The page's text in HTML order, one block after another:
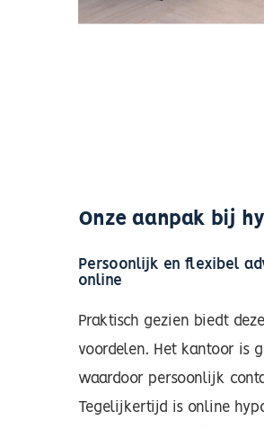
Onze aanpak bij
Persoonlijk en flexibel
online
Praktisch gezien biedt
voordelen. Het kantoor is
waardoor persoonlijk
Tegelijkertijd is online